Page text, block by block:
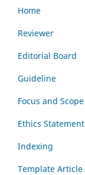
Home
Reviewer
Editorial Board
Guideline
Focus and Scope
Ethics Statement
Indexing
Template Article